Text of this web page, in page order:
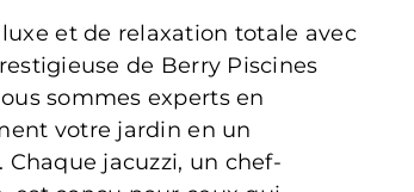
et de relaxation totale avec
de Berry Piscines
sommes experts en
votre jardin en un
jacuzzi, un chef-